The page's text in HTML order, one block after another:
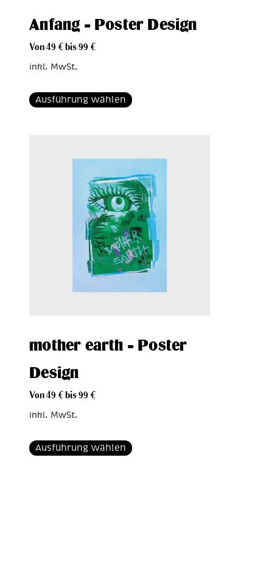
Anfang – Poster Design
Von49€bis99€
inkl. MwSt.
Ausführung wählen
mother earth – Poster
Design
Von49€bis99€
inkl. MwSt.
Ausführung wählen